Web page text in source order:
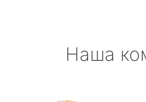
Наша